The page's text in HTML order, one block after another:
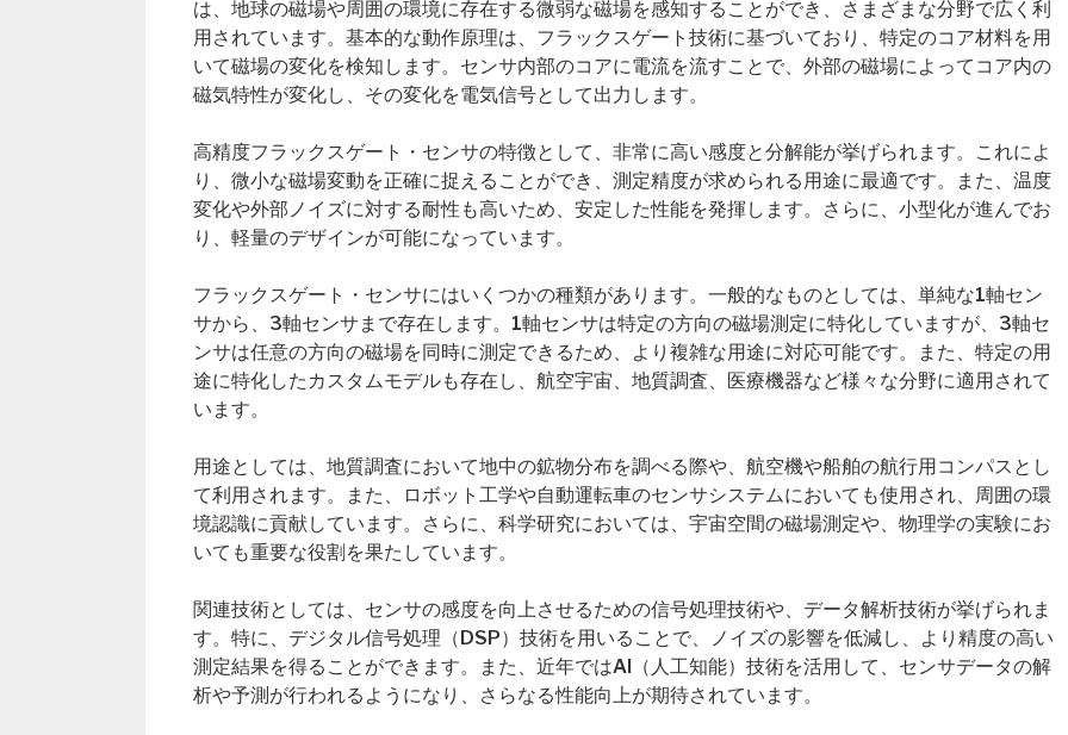
は、地球の磁場や周囲の環境に存在する微弱な磁場を感知することができ、さまざまな分野で広く利
用されています。基本的な動作原理は、フラックスゲート技術に基づいており、特定のコア材料を用
いて磁場の変化を検知します。センサ内部のコアに電流を流すことで、外部の磁場によってコア内の
磁気特性が変化し、その変化を電気信号として出力します。
高精度フラックスゲート・センサの特徴として、非常に高い感度と分解能が挙げられます。これによ
り、微小な磁場変動を正確に捉えることができ、測定精度が求められる用途に最適です。また、温度
変化や外部ノイズに対する耐性も高いため、安定した性能を発揮します。さらに、小型化が進んでお
り、軽量のデザインが可能になっています。
フラックスゲート・センサにはいくつかの種類があります。一般的なものとしては、単純な1軸セン
サから、3軸センサまで存在します。1軸センサは特定の方向の磁場測定に特化していますが、3軸セ
ンサは任意の方向の磁場を同時に測定できるため、より複雑な用途に対応可能です。また、特定の用
途に特化したカスタムモデルも存在し、航空宇宙、地質調査、医療機器など様々な分野に適用されて
います。
用途としては、地質調査において地中の鉱物分布を調べる際や、航空機や船舶の航行用コンパスとし
て利用されます。また、ロボット工学や自動運転車のセンサシステムにおいても使用され、周囲の環
境認識に貢献しています。さらに、科学研究においては、宇宙空間の磁場測定や、物理学の実験にお
いても重要な役割を果たしています。
関連技術としては、センサの感度を向上させるための信号処理技術や、データ解析技術が挙げられま
す。特に、デジタル信号処理（DSP）技術を用いることで、ノイズの影響を低減し、より精度の高い
測定結果を得ることができます。また、近年ではAI（人工知能）技術を活用して、センサデータの解
析や予測が行われるようになり、さらなる性能向上が期待されています。